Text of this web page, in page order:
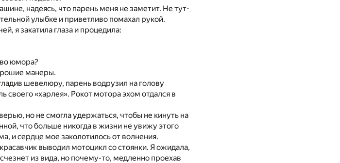
надеясь, что парень меня не заметит. Не тут-
улыбке и приветливо помахал рукой.
я закатила глаза и процедила:
юмора?
манеры.
шевелюру, парень водрузил на голову
«харлея». Рокот мотора эхом отдался в
но не смогла удержаться, чтобы не кинуть на
что больше никогда в жизни не увижу этого
и сердце мое заколотилось от волнения.
выводил мотоцикл со стоянки. Я ожидала,
из вида, но почему-то, медленно проехав